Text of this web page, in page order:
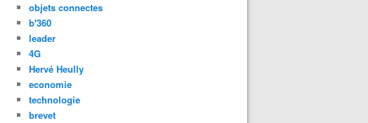
objets connectes
b'360
leader
4G
Hervé Heully
economie
technologie
brevet